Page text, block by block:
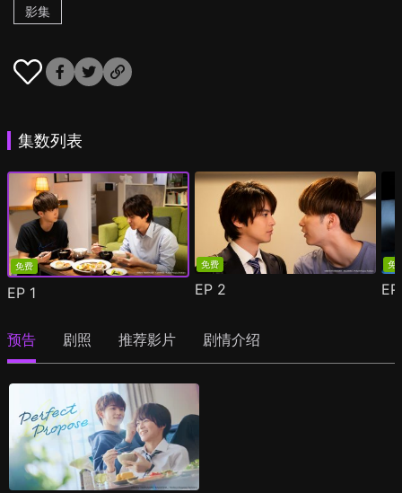
影集
集数列表
免费
EP 1
免费
EP 2
免
预告 剧照 推荐影片 剧情介绍